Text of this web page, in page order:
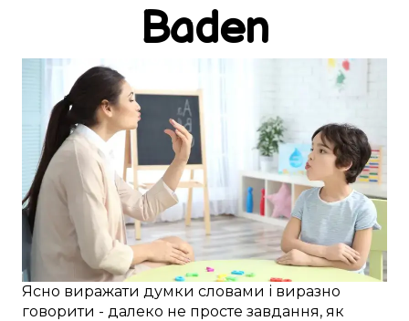
Baden
Ясно виражати думки словами і виразно
говорити - далеко не просте завдання, як